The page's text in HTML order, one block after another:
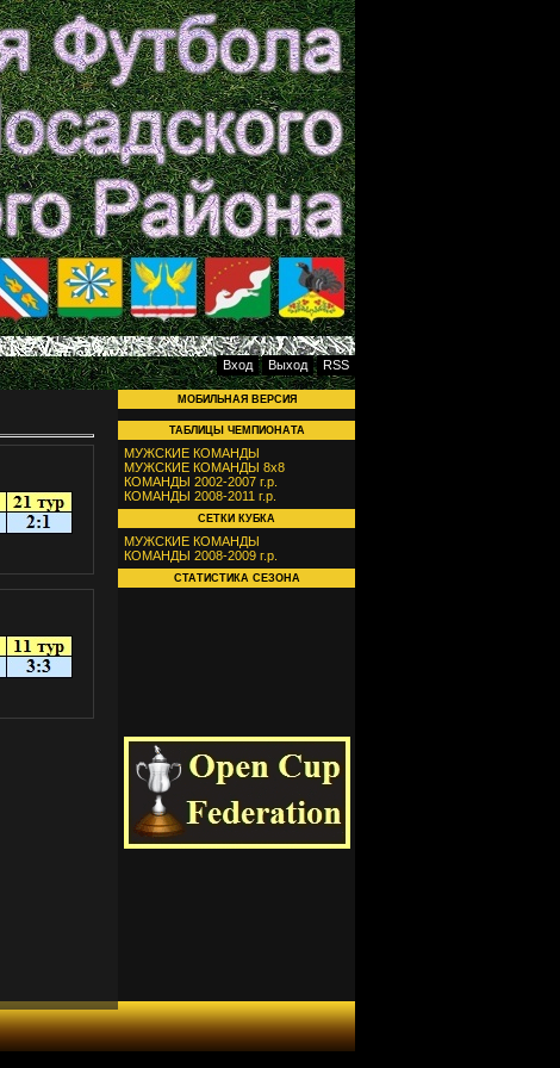
Вход Выход RSS
МОБИЛЬНАЯ ВЕРСИЯ
ТАБЛИЦЫ ЧЕМПИОНАТА
МУЖСКИЕ КОМАНДЫ
МУЖСКИЕ КОМАНДЫ 8х8
КОМАНДЫ 2002-2007 г.р.
КОМАНДЫ 2008-2011 г.р.
СЕТКИ КУБКА
МУЖСКИЕ КОМАНДЫ
КОМАНДЫ 2008-2009 г.р.
СТАТИСТИКА СЕЗОНА